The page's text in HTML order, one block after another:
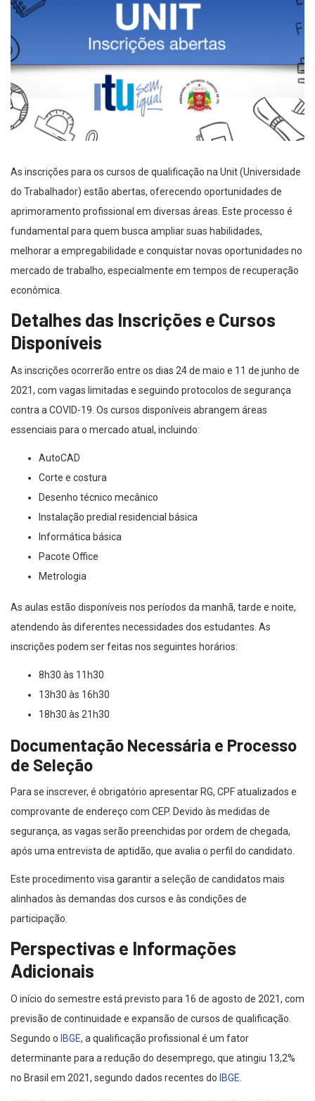
As inscrições para os cursos de qualificação na Unit (Universidade
do Trabalhador) estão abertas, oferecendo oportunidades de
aprimoramento profissional em diversas áreas. Este processo é
fundamental para quem busca ampliar suas habilidades,
melhorar a empregabilidade e conquistar novas oportunidades no
mercado de trabalho, especialmente em tempos de recuperação
econômica.
Detalhes das Inscrições e Cursos
Disponíveis
As inscrições ocorrerão entre os dias 24 de maio e 11 de junho de
2021, com vagas limitadas e seguindo protocolos de segurança
contra a COVID-19. Os cursos disponíveis abrangem áreas
essenciais para o mercado atual, incluindo:
AutoCAD
Corte e costura
Desenho técnico mecânico
Instalação predial residencial básica
Informática básica
Pacote Office
Metrologia
As aulas estão disponíveis nos períodos da manhã, tarde e noite,
atendendo às diferentes necessidades dos estudantes. As
inscrições podem ser feitas nos seguintes horários:
8h30 às 11h30
13h30 às 16h30
18h30 às 21h30
Documentação Necessária e Processo
de Seleção
Para se inscrever, é obrigatório apresentar RG, CPF atualizados e
comprovante de endereço com CEP. Devido às medidas de
segurança, as vagas serão preenchidas por ordem de chegada,
após uma entrevista de aptidão, que avalia o perfil do candidato.
Este procedimento visa garantir a seleção de candidatos mais
alinhados às demandas dos cursos e às condições de
participação.
Perspectivas e Informações
Adicionais
O início do semestre está previsto para 16 de agosto de 2021, com
previsão de continuidade e expansão de cursos de qualificação.
Segundo o IBGE, a qualificação profissional é um fator
determinante para a redução do desemprego, que atingiu 13,2%
no Brasil em 2021, segundo dados recentes do IBGE